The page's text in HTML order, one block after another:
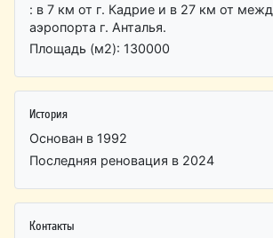
: в 7 км от г. Кадрие и в 27 км от
аэропорта г. Анталья.
Площадь (м2): 130000
История
Основан в 1992
Последняя реновация в 2024
Контакты